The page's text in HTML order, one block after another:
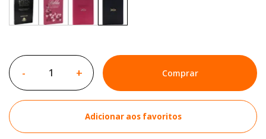
- + Comprar
Adicionar aos favoritos